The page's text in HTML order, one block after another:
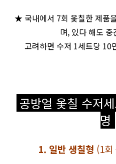
★ 국내에서 7회 옻칠한 제품
며, 있다 해도 중
고려하면 수저 1세트당 10
공방얼 옻칠 수저
명
1. 일반 생칠형 (1